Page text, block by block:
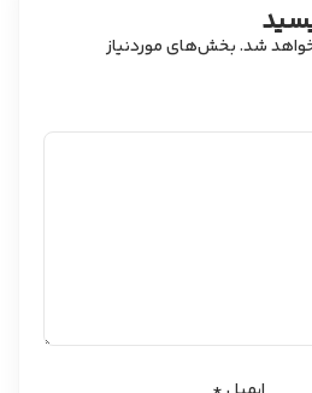
شد.بخش‌های موردنیاز